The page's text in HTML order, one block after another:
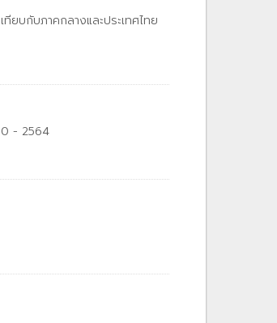
บกับภาคกลางและประเทศไทย
- 2564